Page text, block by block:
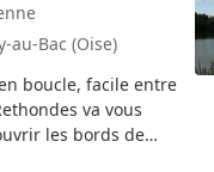
au-Bac (Oise)
boucle, facile entre
va vous
les bords de